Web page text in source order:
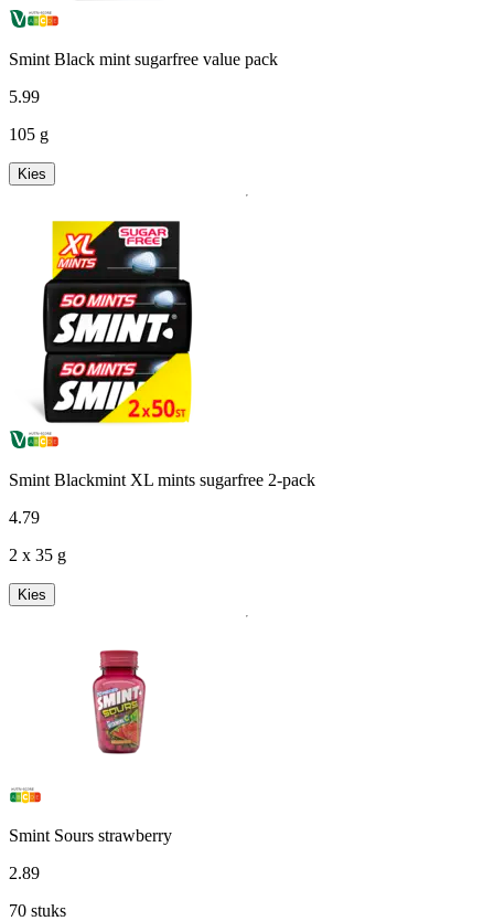
Smint Black mint sugarfree value pack
5.99
105 g
Kies
Smint Blackmint XL mints sugarfree 2-pack
4.79
2 x 35 g
Kies
Smint Sours strawberry
2.89
70 stuks